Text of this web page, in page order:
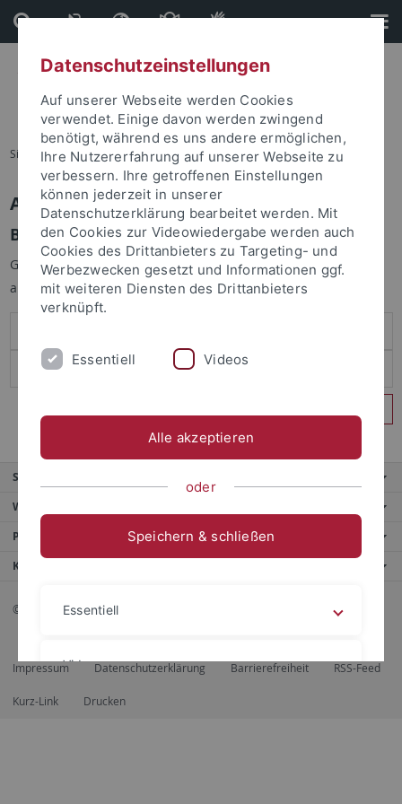
Direkt
zum
Inhalt
Direkt
zur
Fußleiste
Sie sind hier: Startseite
Anmelden
Benutzeranmeldung
Geben Sie Ihren Benutzernamen und Ihr Passwort an um sich
anzumelden:
Service
Weitere Angebote
Portale
Kontaktinfo
© 2026 Eberhard Karls Universität Tübingen, Tübingen
Impressum Datenschutzerklärung Barrierefreiheit RSS-Feed
Kurz-Link Drucken
Datenschutzeinstellungen
Auf unserer Webseite werden Cookies
verwendet. Einige davon werden zwingend
benötigt, während es uns andere ermöglichen,
Ihre Nutzererfahrung auf unserer Webseite zu
verbessern. Ihre getroffenen Einstellungen
können jederzeit in unserer
Datenschutzerklärung bearbeitet werden. Mit
den Cookies zur Videowiedergabe werden auch
Cookies des Drittanbieters zu Targeting- und
Werbezwecken gesetzt und Informationen ggf.
mit weiteren Diensten des Drittanbieters
verknüpft.
Essentiell Videos
Alle akzeptieren
oder
Speichern & schließen
Essentiell
Videos